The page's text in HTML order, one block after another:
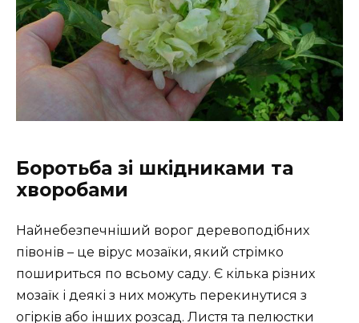
Боротьба зі шкідниками та
хворобами
Найнебезпечніший ворог деревоподібних
півонів – це вірус мозаїки, який стрімко
пошириться по всьому саду. Є кілька різних
мозаїк і деякі з них можуть перекинутися з
огірків або інших розсад. Листя та пелюстки